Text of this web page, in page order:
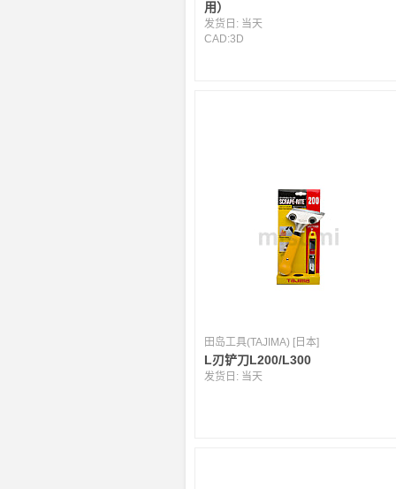
用）
发货日: 当天
CAD:3D
田岛工具(TAJIMA) [日本]
L刃铲刀L200/L300
发货日: 当天